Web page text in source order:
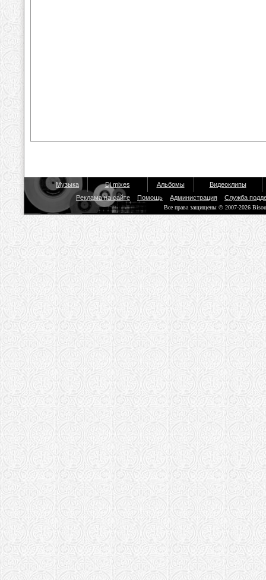
Музыка Dj mixes Альбомы
Видеоклипы
Реклама на сайте
Помощь Администрация Служба
Все права защищены © 2007-2026